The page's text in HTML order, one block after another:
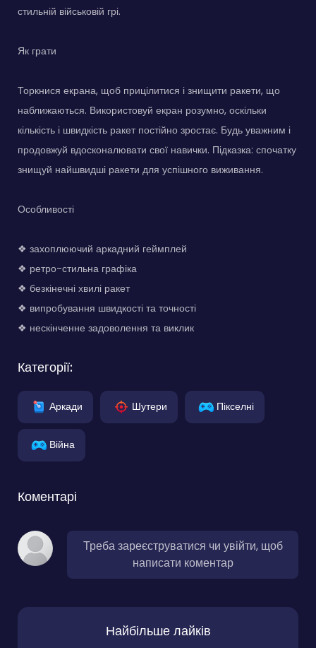
стильній військовій грі.
Як грати
Торкнися екрана, щоб прицілитися і знищити ракети, що
наближаються. Використовуй екран розумно, оскільки
кількість і швидкість ракет постійно зростає. Будь уважним і
продовжуй вдосконалювати свої навички. Підказка: спочатку
знищуй найшвидші ракети для успішного виживання.
Особливості
❖ захоплюючий аркадний геймплей
❖ ретро-стильна графіка
❖ безкінечні хвилі ракет
❖ випробування швидкості та точності
❖ нескінченне задоволення та виклик
Категорії:
Аркади Шутери Пікселні
Війна
Коментарі
Треба зареєструватися чи увійти, щоб
написати коментар
Найбільше лайків